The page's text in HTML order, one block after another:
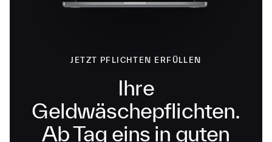
JETZT PFLICHTEN ERFÜLLEN
Ihre
Geldwäschepflichten.
Ab Tag eins in guten